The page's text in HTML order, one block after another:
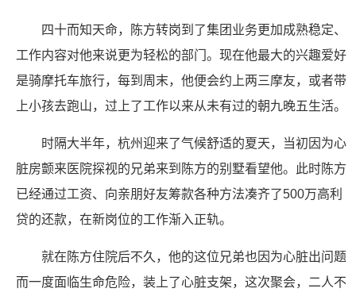
四十而知天命，陈方转岗到了集团业务更加成熟稳定、
工作内容对他来说更为轻松的部门。现在他最大的兴趣爱好
是骑摩托车旅行，每到周末，他便会约上两三摩友，或者带
上小孩去跑山，过上了工作以来从未有过的朝九晚五生活。
时隔大半年，杭州迎来了气候舒适的夏天，当初因为心
脏房颤来医院探视的兄弟来到陈方的别墅看望他。此时陈方
已经通过工资、向亲朋好友筹款各种方法凑齐了500万高利
贷的还款，在新岗位的工作渐入正轨。
就在陈方住院后不久，他的这位兄弟也因为心脏出问题
而一度面临生命危险，装上了心脏支架，这次聚会，二人不